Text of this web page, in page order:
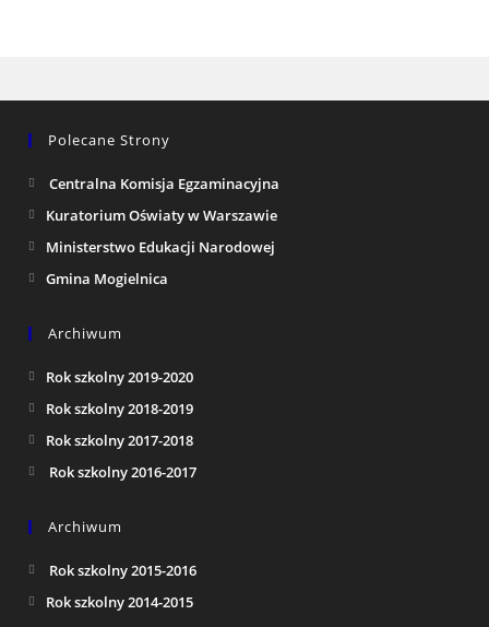
Polecane Strony
Centralna Komisja Egzaminacyjna
Kuratorium Oświaty w Warszawie
Ministerstwo Edukacji Narodowej
Gmina Mogielnica
Archiwum
Rok szkolny 2019-2020
Rok szkolny 2018-2019
Rok szkolny 2017-2018
Rok szkolny 2016-2017
Archiwum
Rok szkolny 2015-2016
Rok szkolny 2014-2015